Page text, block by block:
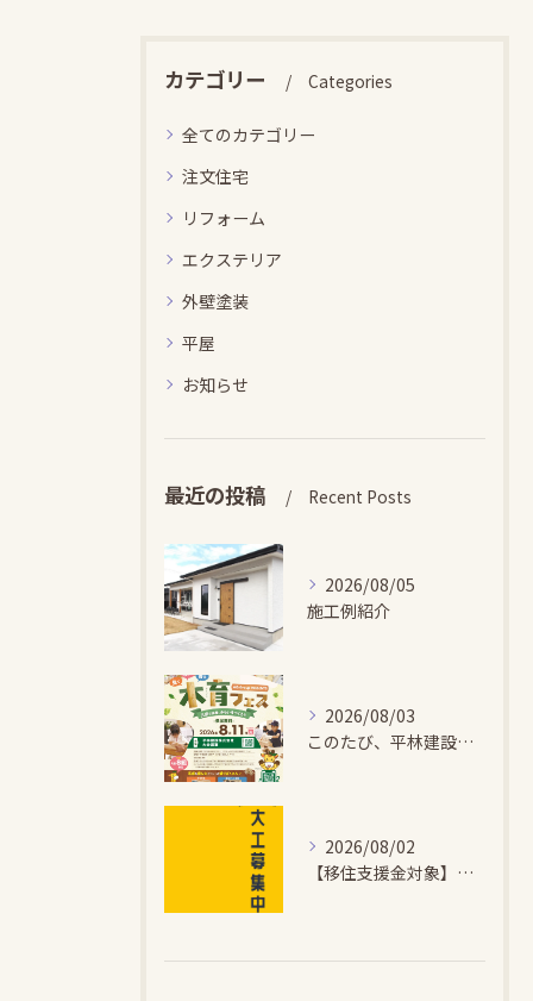
カテゴリー Categories
全てのカテゴリー
注文住宅
リフォーム
エクステリア
外壁塗装
平屋
お知らせ
最近の投稿 Recent Posts
2026/08/05
施工例紹介
2026/08/03
このたび、平林建設では、お子さまが木とふれあい・木について学...
2026/08/02
【移住支援金対象】【未経験歓迎】大多喜町で「見えないところも...